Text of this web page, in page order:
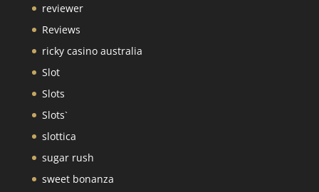
reviewer
Reviews
ricky casino australia
Slot
Slots
Slots`
slottica
sugar rush
sweet bonanza